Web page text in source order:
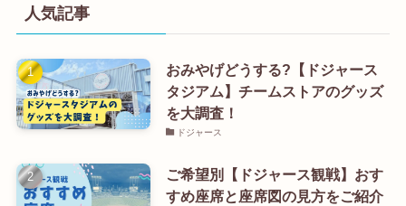
人気記事
おみやげどうする?【ドジャース
タジアム】チームストアのグッズ
を大調査！
ドジャース
ご希望別【ドジャース観戦】おす
すめ座席と座席図の見方をご紹介